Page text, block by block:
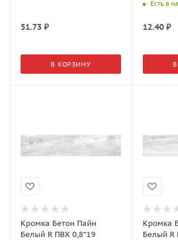
51.73 ₽
В КОРЗИНУ
Есть в
12.40₽
Кромка Бетон Пайн
Белый R ПВХ 0,8*19
Кромка
Белый R